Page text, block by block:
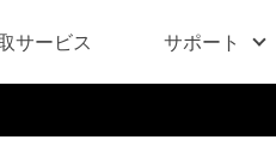
サービス サポート